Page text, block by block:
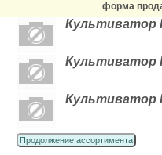
форма
Культиватор
Культиватор
Культиватор
Продолжение ассортимента